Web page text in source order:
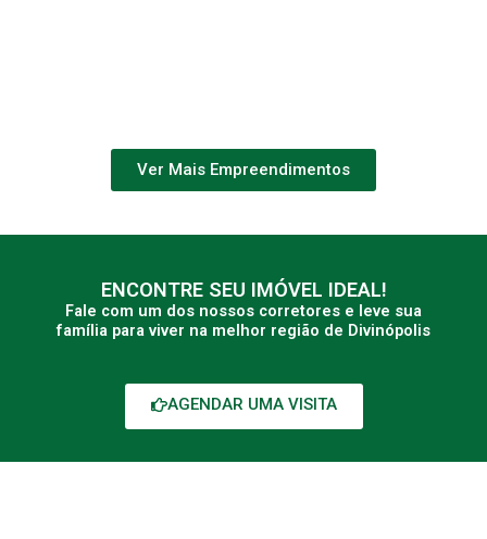
Ver Mais Empreendimentos
ENCONTRE SEU IMÓVEL IDEAL!
Fale com um dos nossos corretores e leve sua
família para viver na melhor região de Divinópolis
AGENDAR UMA VISITA